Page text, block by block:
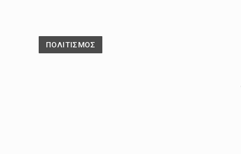
ΠΟΛΙΤΙΣΜΟΣ